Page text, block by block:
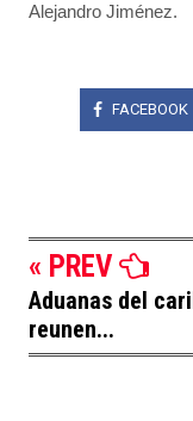
Alejandro Jiménez.
FACEBOOK
« PREV
Aduanas del
reunen...